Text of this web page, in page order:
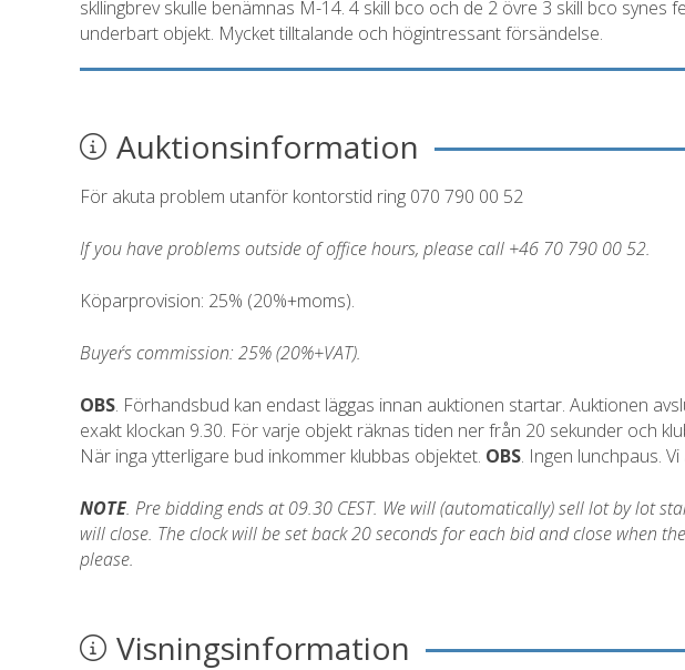
skllingbrev skulle benämnas M-14. 4 skill bco och de 2 övre 3 skill bco synes
underbart objekt. Mycket tilltalande och högintressant försändelse.
Auktionsinformation
För akuta problem utanför kontorstid ring 070 790 00 52
If you have problems outside of office hours, please call +46 70 790 00 52.
Köparprovision: 25% (20%+moms).
Buyer´s commission: 25% (20%+VAT).
OBS. Förhandsbud kan endast läggas innan auktionen startar. Auktionen
exakt klockan 9.30. För varje objekt räknas tiden ner från 20 sekunder och
När inga ytterligare bud inkommer klubbas objektet. OBS. Ingen lunchpaus.
NOTE. Pre bidding ends at 09.30 CEST. We will (automatically) sell lot by lot
will close. The clock will be set back 20 seconds for each bid and close when
please.
Visningsinformation